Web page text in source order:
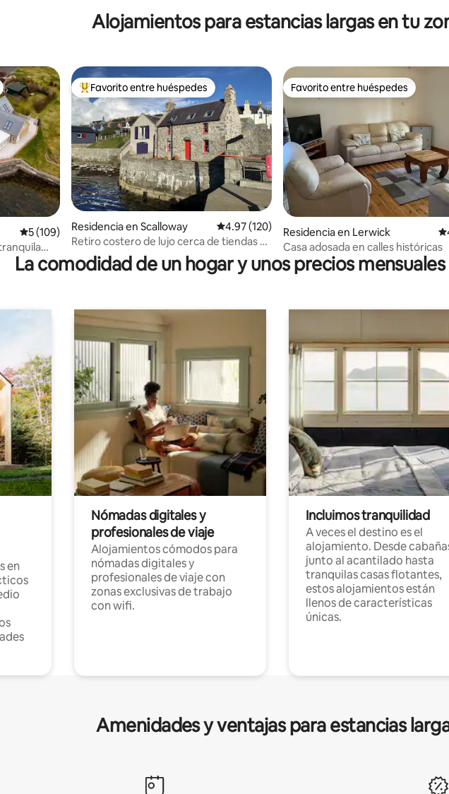
Alojamientos para estancias largas en tu
huéspedes
Calificación promedio: 5 de 5; 109 evaluaciones
5 (109)
De los mejores en Favorito entre huéspedes
Favorito entre huéspedes
Residencia en Scalloway Calificación promedio: 4.97 de 5; 120
4.97 (120)
Retiro costero de lujo cerca de tiendas y
castillo, estacionamiento
Favorito entre huéspedes
Favorito entre huéspedes
Residencia en Lerwick
Casa adosada en calles históricas
La comodidad de un hogar y unos precios
en
Nómadas digitales y
profesionales de viaje
Alojamientos cómodos para
nómadas digitales y
profesionales de viaje con
zonas exclusivas de trabajo
con wifi.
Incluimos tranquilidad
A veces el destino es el
alojamiento. Desde
junto al acantilado hasta
tranquilas casas flotantes,
estos alojamientos están
llenos de características
únicas.
Amenidades y ventajas para estancias